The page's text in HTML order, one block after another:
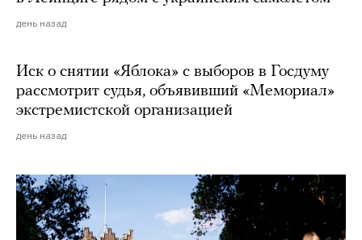
день назад
Иск о снятии «Яблока» с выборов в Госдуму
рассмотрит судья, объявивший «Мемориал»
экстремистской организацией
день назад